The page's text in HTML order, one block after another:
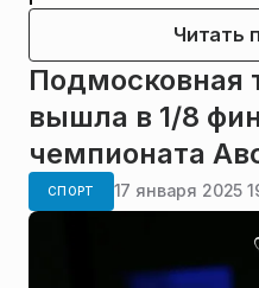
Читать
Подмосковная
вышла в 1/8
чемпионата
СПОРТ 17 января 2025